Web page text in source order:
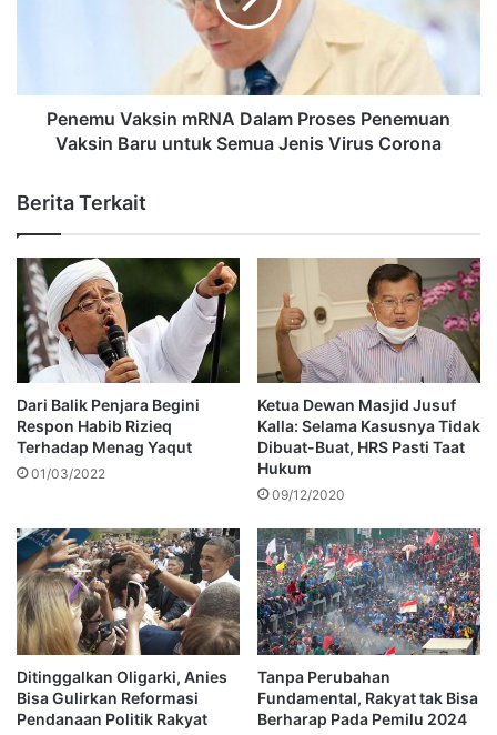
Penemu Vaksin mRNA Dalam Proses Penemuan
Vaksin Baru untuk Semua Jenis Virus Corona
Berita Terkait
Dari Balik Penjara Begini
Respon Habib Rizieq
Terhadap Menag Yaqut
01/03/2022
Ketua Dewan Masjid Jusuf
Kalla: Selama Kasusnya Tidak
Dibuat-Buat, HRS Pasti Taat
Hukum
09/12/2020
Ditinggalkan Oligarki, Anies
Bisa Gulirkan Reformasi
Pendanaan Politik Rakyat
Tanpa Perubahan
Fundamental, Rakyat tak Bisa
Berharap Pada Pemilu 2024